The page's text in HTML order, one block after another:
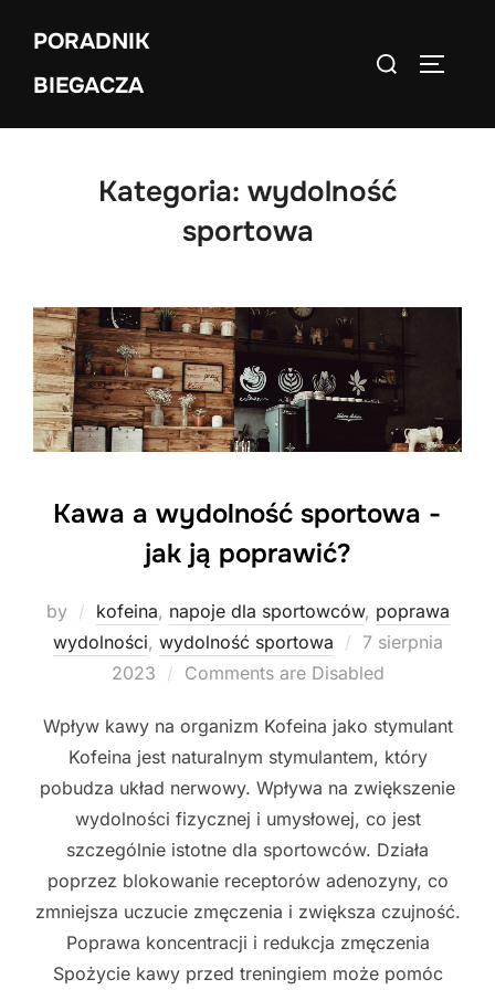
content
PORADNIK
BIEGACZA
Search
Kategoria: wydolność
sportowa
Kawa a wydolność sportowa -
jak ją poprawić?
by kofeina, napoje dla sportowców, poprawa
wydolności, wydolność sportowa
Posted
on
7 sierpnia
2023
Comments are Disabled
Wpływ kawy na organizm Kofeina jako stymulant
Kofeina jest naturalnym stymulantem, który
pobudza układ nerwowy. Wpływa na zwiększenie
wydolności fizycznej i umysłowej, co jest
szczególnie istotne dla sportowców. Działa
poprzez blokowanie receptorów adenozyny, co
zmniejsza uczucie zmęczenia i zwiększa czujność.
Poprawa koncentracji i redukcja zmęczenia
Spożycie kawy przed treningiem może pomóc